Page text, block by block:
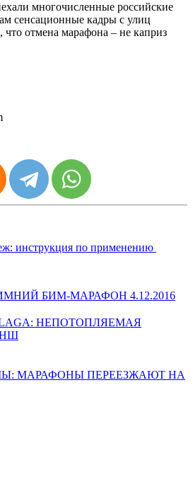
многочисленные российские
сенсационные кадры с улиц
отмена марафона – не каприз
инструкция по применению
БИМ-МАРАФОН 4.12.2016
НЕПОТОПЛЯЕМАЯ
МАРАФОНЫ ПЕРЕЕЗЖАЮТ НА